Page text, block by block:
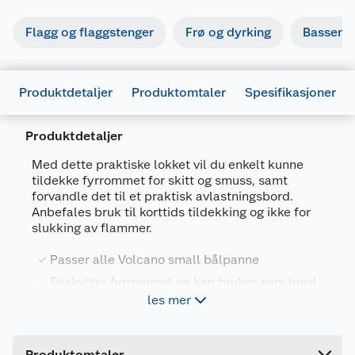
Flagg og flaggstenger Frø og dyrking Basseng
Produktdetaljer Produktomtaler Spesifikasjoner
Produktdetaljer
Med dette praktiske lokket vil du enkelt kunne
tildekke fyrrommet for skitt og smuss, samt
forvandle det til et praktisk avlastningsbord.
Anbefales bruk til korttids tildekking og ikke for
slukking av flammer.
Passer alle Volcano small bålpanne
Beskytter fyrrommet og kan brukes som bord
Alle deler i 304 stainless steel
les mer
Generelt
Artikkelnummer
Leverandørens artikkelnummer
FCC-A-10101